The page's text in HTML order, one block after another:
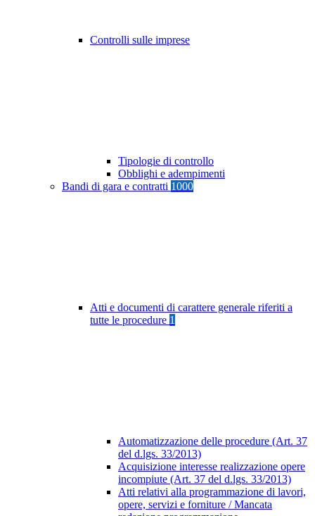
Controlli sulle imprese
Tipologie di controllo
Obblighi e adempimenti
Bandi di gara e contratti 1000
Atti e documenti di carattere generale riferiti a
tutte le procedure 1
Automatizzazione delle procedure (Art. 37
del d.lgs. 33/2013)
Acquisizione interesse realizzazione opere
incompiute (Art. 37 del d.lgs. 33/2013)
Atti relativi alla programmazione di lavori,
opere, servizi e forniture / Mancata